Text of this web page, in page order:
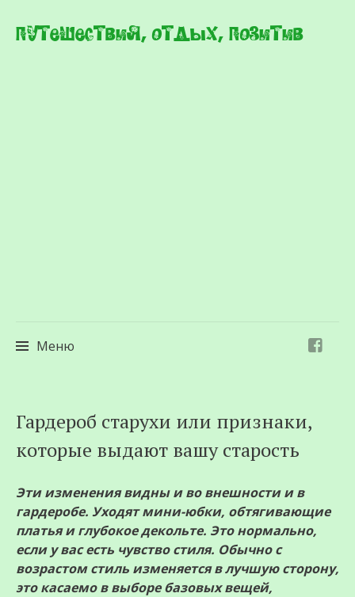
Путешествия, отдых, позитив
Меню
к
содержимому
Гардероб старухи или признаки,
которые выдают вашу старость
Эти изменения видны и во внешности и в
гардеробе. Уходят мини-юбки, обтягивающие
платья и глубокое декольте. Это нормально,
если у вас есть чувство стиля. Обычно с
возрастом стиль изменяется в лучшую сторону,
это касаемо в выборе базовых вещей,